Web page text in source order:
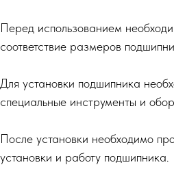
Перед использованием
соответствие размеров
Для установки подшипника
специальные инструменты и
После установки необходимо
установки и работу подшипника.